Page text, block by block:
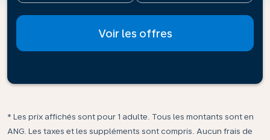
Voir les offres
* Les prix affichés sont pour 1 adulte. Tous les montants sont en
ANG. Les taxes et les suppléments sont compris. Aucun frais de